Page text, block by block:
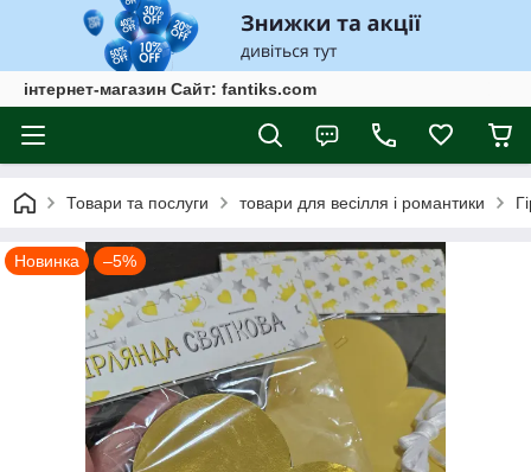
інтернет-магазин Сайт: fantiks.com
Товари та послуги товари для весілля і романтики
Новинка –5%